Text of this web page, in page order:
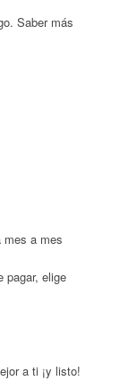
Saber más
mes a mes
pagar, elige
a ti ¡y listo!